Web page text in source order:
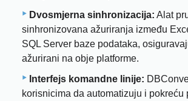
Dvosmjerna sinhronizacija: Alat
sinhronizovana ažuriranja između
SQL Server baze podataka,
ažurirani na obje platforme.
Interfejs komandne linije:
korisnicima da automatizuju i pokreću